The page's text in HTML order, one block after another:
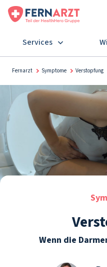
Services
Fernarzt Symptome Verstopfung
Wenn die